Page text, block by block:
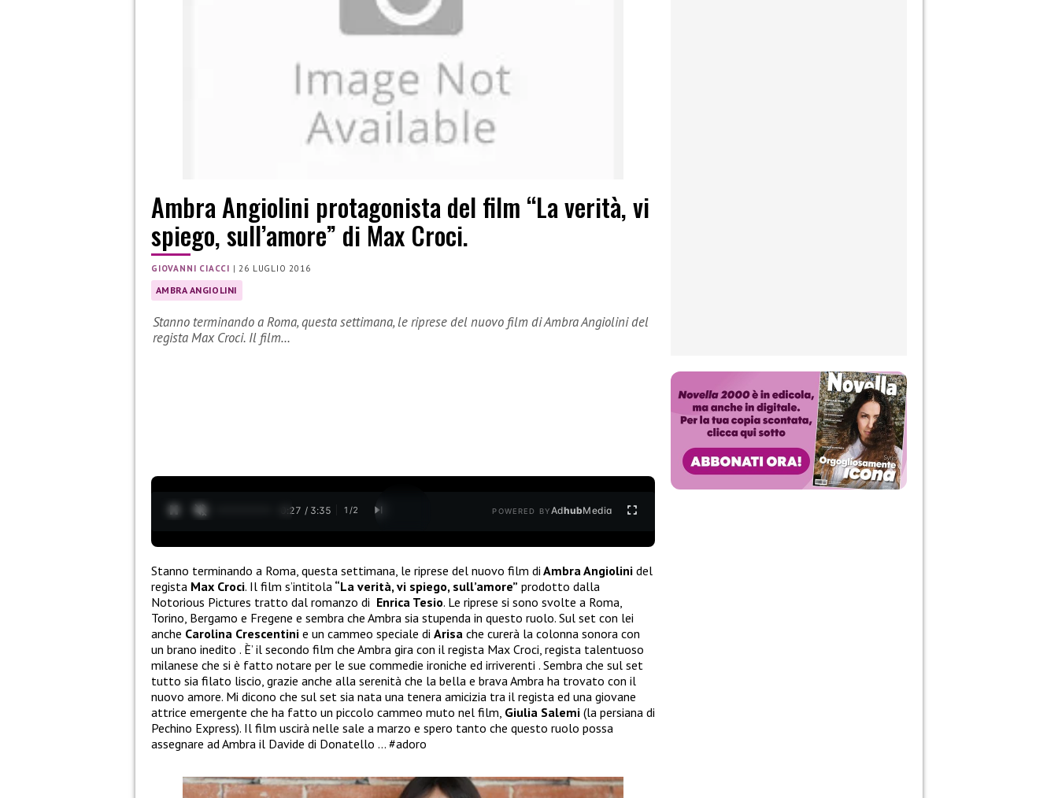
Ambra Angiolini protagonista del film “La verità, vi
spiego, sull’amore” di Max Croci.
GIOVANNI CIACCI | 26 LUGLIO 2016
AMBRA ANGIOLINI
Stanno terminando a Roma, questa settimana, le riprese del nuovo film di Ambra Angiolini del
regista Max Croci. Il film…
0:28 / 3:35 1 /2 POWERED BYAdhubMedia
Stanno terminando a Roma, questa settimana, le riprese del nuovo film di Ambra Angiolini del
regista Max Croci. Il film s’intitola “La verità, vi spiego, sull’amore” prodotto dalla
Notorious Pictures tratto dal romanzo di Enrica Tesio. Le riprese si sono svolte a Roma,
Torino, Bergamo e Fregene e sembra che Ambra sia stupenda in questo ruolo. Sul set con lei
anche Carolina Crescentini e un cammeo speciale di Arisa che curerà la colonna sonora con
un brano inedito . È’ il secondo film che Ambra gira con il regista Max Croci, regista talentuoso
milanese che si è fatto notare per le sue commedie ironiche ed irriverenti . Sembra che sul set
tutto sia filato liscio, grazie anche alla serenità che la bella e brava Ambra ha trovato con il
nuovo amore. Mi dicono che sul set sia nata una tenera amicizia tra il regista ed una giovane
attrice emergente che ha fatto un piccolo cammeo muto nel film, Giulia Salemi (la persiana di
Pechino Express). Il film uscirà nelle sale a marzo e spero tanto che questo ruolo possa
assegnare ad Ambra il Davide di Donatello … #adoro